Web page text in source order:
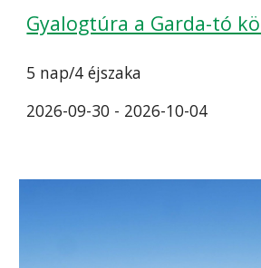
Gyalogtúra a Garda-tó
5 nap/4 éjszaka
2026-09-30 - 2026-10-04